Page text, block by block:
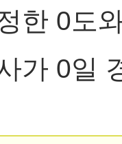
한 0도
가 0일